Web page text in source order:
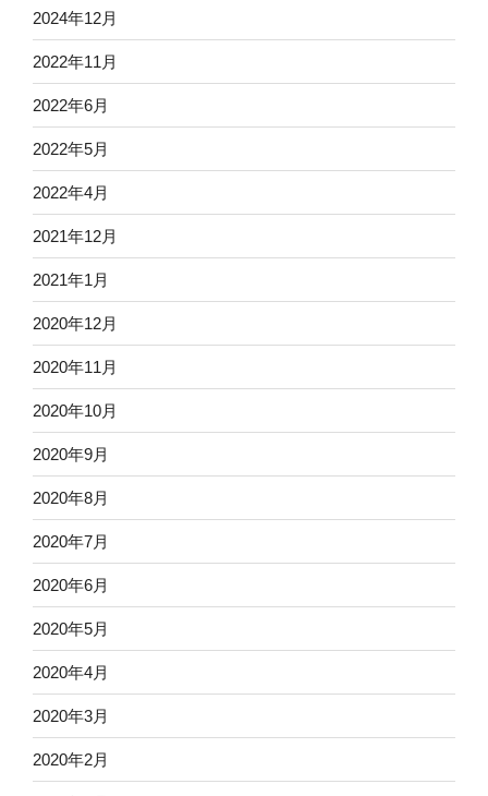
2024年12月
2022年11月
2022年6月
2022年5月
2022年4月
2021年12月
2021年1月
2020年12月
2020年11月
2020年10月
2020年9月
2020年8月
2020年7月
2020年6月
2020年5月
2020年4月
2020年3月
2020年2月